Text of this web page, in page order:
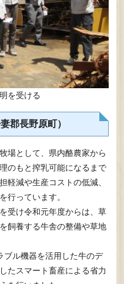
を受ける
郡長野原町）
場として、県内酪農家から
のもと搾乳可能になるまで
軽減や生産コストの低減、
行っています。
受け令和元年度からは、草
飼養する牛舎の整備や草地
ル機器を活用した牛のデ
たスマート畜産による省力